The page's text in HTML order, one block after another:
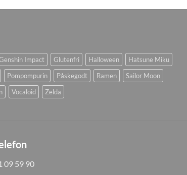
Impact Glutenfri Halloween
Hatsune Miku
Pompompurin Påskegodt Ramen
Sailor Moon
Vocaloid Zelda
09 59 90